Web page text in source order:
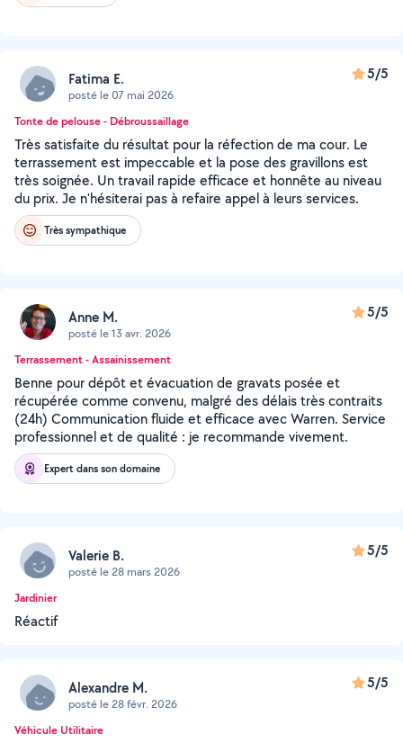
Fatima E.
posté le 07 mai 2026
5/5
Tonte de pelouse - Débroussaillage
Très satisfaite du résultat pour la réfection de ma cour. Le
terrassement est impeccable et la pose des gravillons est
très soignée. Un travail rapide efficace et honnête au niveau
du prix. Je n'hésiterai pas à refaire appel à leurs services.
Très sympathique
Anne M.
posté le 13 avr. 2026
5/5
Terrassement - Assainissement
Benne pour dépôt et évacuation de gravats posée et
récupérée comme convenu, malgré des délais très contraits
(24h) Communication fluide et efficace avec Warren. Service
professionnel et de qualité : je recommande vivement.
Expert dans son domaine
Valerie B.
posté le 28 mars 2026
5/5
Jardinier
Réactif
Alexandre M.
posté le 28 févr. 2026
5/5
Véhicule Utilitaire